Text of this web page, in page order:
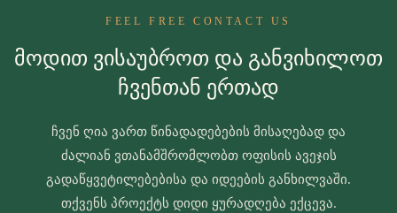
FEEL FREE CONTACT US
Მოდით Ვისაუბროთ Და Განვიხილოთ
Ჩვენთან Ერთად
ჩვენ ღია ვართ წინადადებების მისაღებად და
ძალიან ვთანამშრომლობთ ოფისის ავეჯის
გადაწყვეტილებებისა და იდეების განხილვაში.
თქვენს პროექტს დიდი ყურადღება ექცევა.